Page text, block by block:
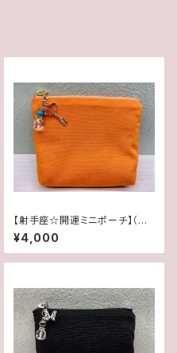
【射手座☆開運ミニポーチ】（パ
ワーストーンブレス専用にも最
適）
¥4,000